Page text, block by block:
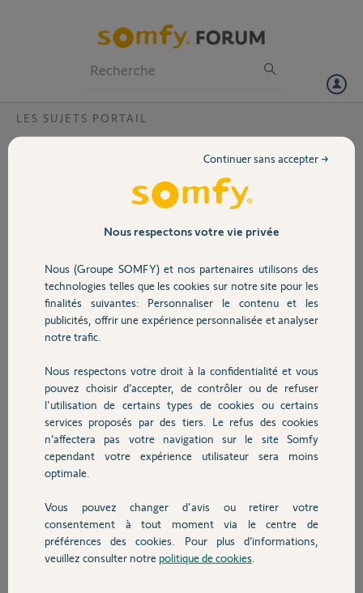
Volet
Sécurité
Domotique
Chauffage
Autres produits
Devis avec un pro
Contact
LES SUJETS PORTAIL
comment réparer une panne aléatoire
Parfois mon portail ne s'ouvre plus. il y a bien du courant à l'entrée de
Le moteur est un moteur à bras 5057516A
EMMANUEL P.
il y a plus de 3 ans
Participer au fil de discussion
Réponses
Bonjour,
Posez ici une photo du boitier avec vue sur les borniers et son étiquette.
Vérifiez les cellules inter/exter.
Anonyme
Nous respectons votre vie privée
Nous (Groupe SOMFY) et nos partenaires utilisons des
technologies telles que les cookies sur notre site pour les
finalités suivantes: Personnaliser le contenu et les
publicités, offrir une expérience personnalisée et analyser
notre trafic.
Nous respectons votre droit à la confidentialité et vous
pouvez choisir d’accepter, de contrôler ou de refuser
l'utilisation de certains types de cookies ou certains
services proposés par des tiers. Le refus des cookies
n’affectera pas votre navigation sur le site Somfy
cependant votre expérience utilisateur sera moins
optimale.
Vous pouvez changer d'avis ou retirer votre
consentement à tout moment via le centre de
préférences des cookies. Pour plus d’informations,
veuillez consulter notre politique de cookies
Continuer sans accepter →